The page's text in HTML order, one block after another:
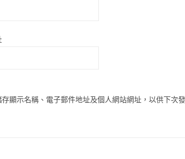
存顯示名稱、電子郵件地址及個人網站網址，以供下次